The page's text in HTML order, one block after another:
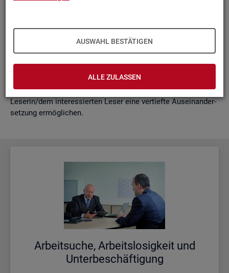
AUSWAHL BESTÄTIGEN
ALLE ZULASSEN
sam­men­ge­fasst. Damit ent­steht ein klei­nes Nach­schla­ge­
werk zu zen­tra­len Be­grif­fen und Fra­ge­stel­lun­gen der Ar­beits­
markt- und Grund­si­che­rungs­sta­tis­tik. Dabei wer­den diese Be­
grif­fe in kur­zer Form er­klärt und immer auch mit wei­ter­füh­
ren­den In­for­ma­ti­ons­quel­len ver­bun­den, die der in­ter­es­sier­ten
Le­se­rin/dem in­ter­es­sier­ten Leser eine ver­tief­te Aus­ein­an­der­
set­zung er­mög­li­chen.
Ar­beit­su­che, Ar­beits­lo­sig­keit und
Un­ter­be­schäf­ti­gung